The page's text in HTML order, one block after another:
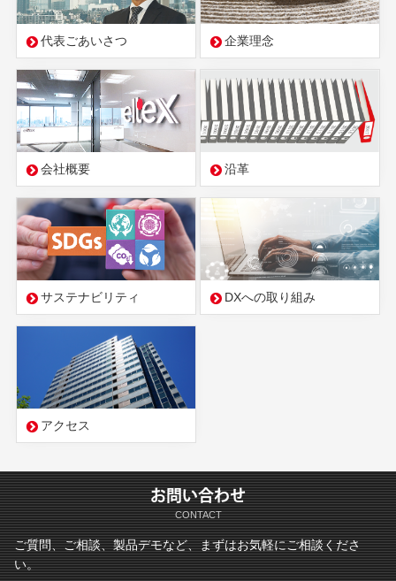
代表ごあいさつ 企業理念
会社概要 沿革
サステナビリティ DXへの取り組み
アクセス
お問い合わせ
CONTACT
ご質問、ご相談、製品デモなど、まずはお気軽にご相談くださ
い。